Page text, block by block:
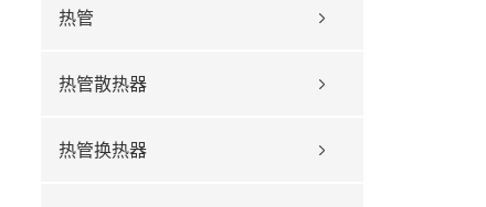
热管
热管散热器
热管换热器